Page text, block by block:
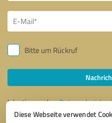
Diese Webseite verwendet
Bitte um Rückruf
Ich stimme den